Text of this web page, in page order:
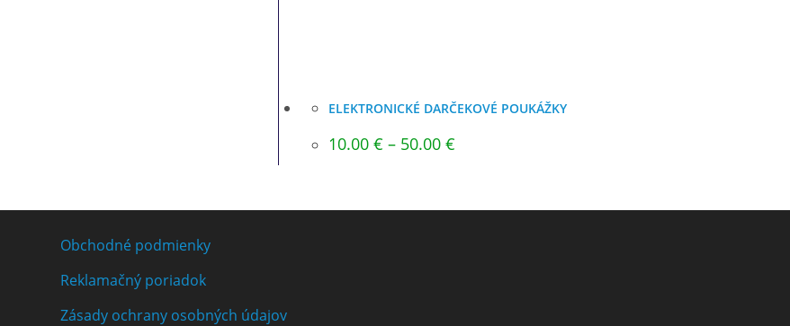
ELEKTRONICKÉ DARČEKOVÉ POUKÁŽKY
10.00€ – 50.00€
Obchodné podmienky
Reklamačný poriadok
Zásady ochrany osobných údajov